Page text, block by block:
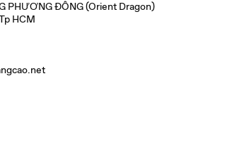
PHƯƠNG ĐÔNG (Orient Dragon)
HCM